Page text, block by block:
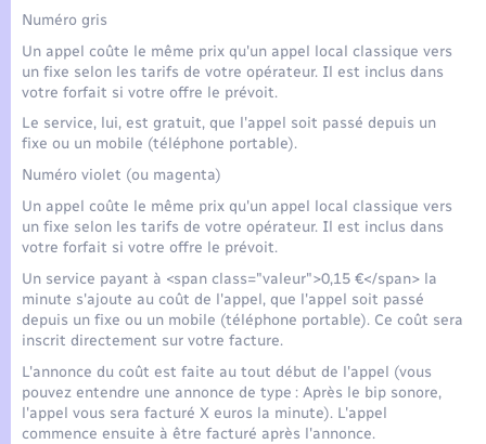
Numéro gris
Un appel coûte le même prix qu'un appel local classique vers
un fixe selon les tarifs de votre opérateur. Il est inclus dans
votre forfait si votre offre le prévoit.
Le service, lui, est gratuit, que l'appel soit passé depuis un
fixe ou un mobile (téléphone portable).
Numéro violet (ou magenta)
Un appel coûte le même prix qu'un appel local classique vers
un fixe selon les tarifs de votre opérateur. Il est inclus dans
votre forfait si votre offre le prévoit.
Un service payant à <span class="valeur">0,15 €</span> la
minute s'ajoute au coût de l'appel, que l'appel soit passé
depuis un fixe ou un mobile (téléphone portable). Ce coût sera
inscrit directement sur votre facture.
L'annonce du coût est faite au tout début de l'appel (vous
pouvez entendre une annonce de type : Après le bip sonore,
l'appel vous sera facturé X euros la minute). L'appel
commence ensuite à être facturé après l'annonce.